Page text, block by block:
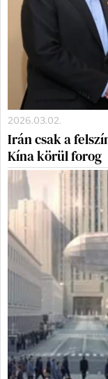
2026.03.02.
Irán csak a
Kína körül forog